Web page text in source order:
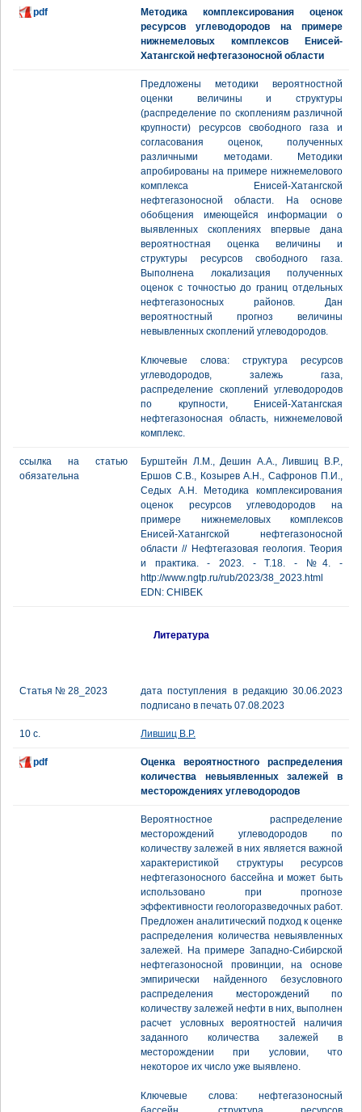
pdf
Методика комплексирования оценок
ресурсов углеводородов на примере
нижнемеловых комплексов Енисей-
Хатангской нефтегазоносной области
Предложены методики вероятностной
оценки величины и структуры
(распределение по скоплениям различной
крупности) ресурсов свободного газа и
согласования оценок, полученных
различными методами. Методики
апробированы на примере нижнемелового
комплекса Енисей-Хатангской
нефтегазоносной области. На основе
обобщения имеющейся информации о
выявленных скоплениях впервые дана
вероятностная оценка величины и
структуры ресурсов свободного газа.
Выполнена локализация полученных
оценок с точностью до границ отдельных
нефтегазоносных районов. Дан
вероятностный прогноз величины
невывленных скоплений углеводородов.
Ключевые слова: структура ресурсов
углеводородов, залежь газа,
распределение скоплений углеводородов
по крупности, Енисей-Хатангская
нефтегазоносная область, нижнемеловой
комплекс.
ссылка на статью
обязательна
Бурштейн Л.М., Дешин А.А., Лившиц В.Р.,
Ершов С.В., Козырев А.Н., Сафронов П.И.,
Седых А.Н. Методика комплексирования
оценок ресурсов углеводородов на
примере нижнемеловых комплексов
Енисей-Хатангской нефтегазоносной
области // Нефтегазовая геология. Теория
и практика. - 2023. - Т.18. - №4. -
http://www.ngtp.ru/rub/2023/38_2023.html
EDN: CHIBEK
Литература
Статья № 28_2023
дата поступления в редакцию 30.06.2023
подписано в печать 07.08.2023
10 с. Лившиц В.Р.
pdf
Оценка вероятностного распределения
количества невыявленных залежей в
месторождениях углеводородов
Вероятностное распределение
месторождений углеводородов по
количеству залежей в них является важной
характеристикой структуры ресурсов
нефтегазоносного бассейна и может быть
использовано при прогнозе
эффективности геологоразведочных работ.
Предложен аналитический подход к оценке
распределения количества невыявленных
залежей. На примере Западно-Сибирской
нефтегазоносной провинции, на основе
эмпирически найденного безусловного
распределения месторождений по
количеству залежей нефти в них, выполнен
расчет условных вероятностей наличия
заданного количества залежей в
месторождении при условии, что
некоторое их число уже выявлено.
Ключевые слова: нефтегазоносный